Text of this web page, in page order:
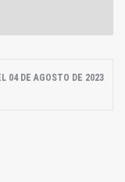
04 DE AGOSTO DE 2023